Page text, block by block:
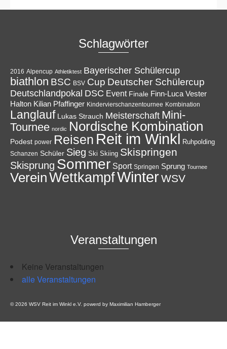
Schlagwörter
2016 Alpencup Athletiktest Bayerischer Schülercup
biathlon BSC BSV Cup Deutscher Schülercup
Deutschlandpokal DSC Event Finale Finn-Luca Vester
Halton Kilian Pfaffinger Kindervierschanzentournee Kombination
Langlauf Lukas Strauch Meisterschaft Mini-
Tournee nordic Nordische Kombination
Podest power Reisen Reit im Winkl Ruhpolding
Schanzen Schüler Sieg Ski Skiing Skispringen
Skisprung Sommer Sport Springen Sprung Tournee
VereinWettkampfWinterWSV
Veranstaltungen
Keine Veranstaltungen
alle Veranstaltungen
© 2026 WSV Reit im Winkl e.V. powerd by Maximilian Hamberger